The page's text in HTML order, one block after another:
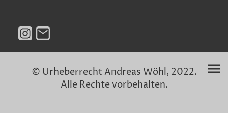
© Urheberrecht Andreas Wöhl, 2022.
Alle Rechte vorbehalten.